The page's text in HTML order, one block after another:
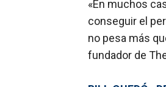
«En muchos
conseguir el
no pesa más
fundador de